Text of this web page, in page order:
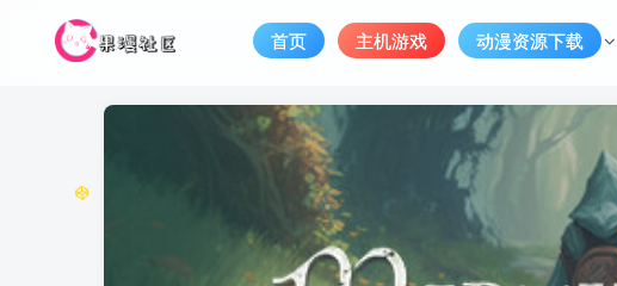
首页 主机游戏 动漫资源下载